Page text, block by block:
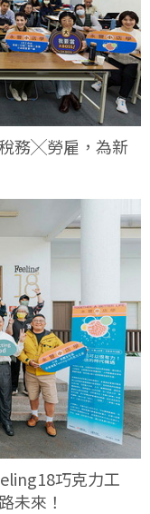
務╳勞雇，為新
巧克力工
未來！